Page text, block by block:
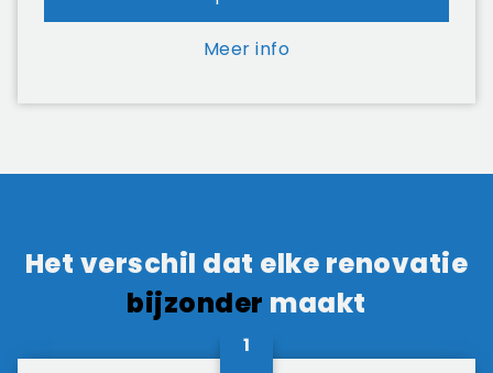
Meer info
Het verschil dat elke renovatie
bijzonder maakt
1